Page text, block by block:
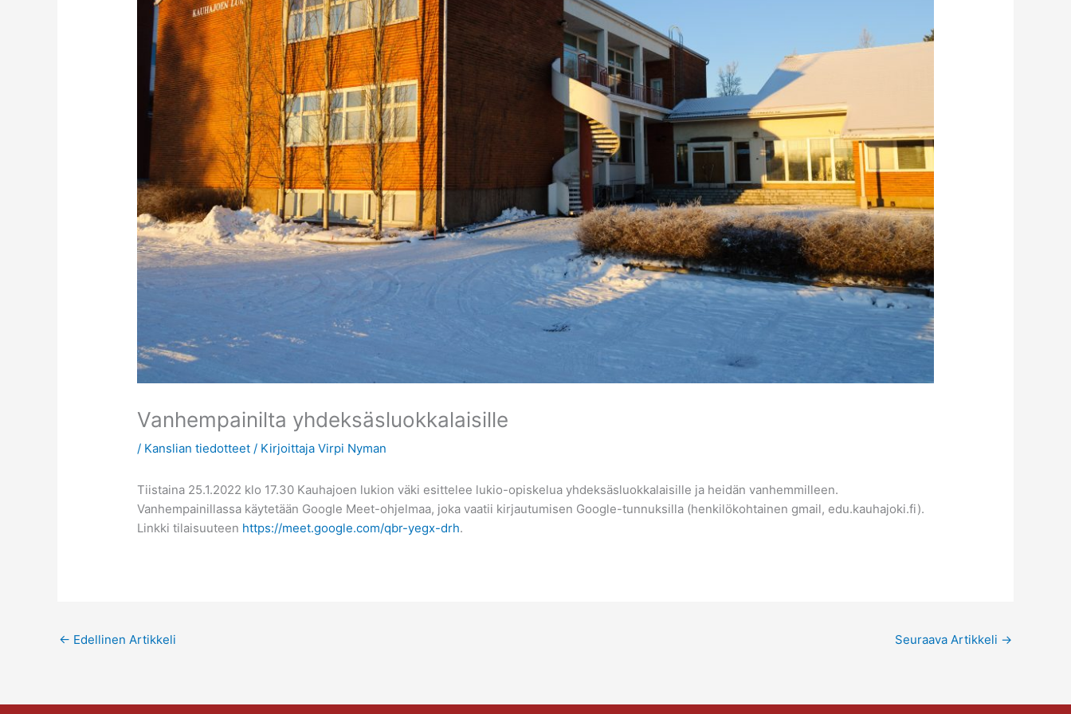
Vanhempainilta yhdeksäsluokkalaisille
/ Kanslian tiedotteet / KirjoittajaVirpi Nyman
Tiistaina 25.1.2022 klo 17.30 Kauhajoen lukion väki esittelee lukio-opiskelua yhdeksäsluokkalaisille ja heidän vanhemmilleen.
Vanhempainillassa käytetään Google Meet-ohjelmaa, joka vaatii kirjautumisen Google-tunnuksilla (henkilökohtainen gmail, edu.kauhajoki.fi).
Linkki tilaisuuteen https://meet.google.com/qbr-yegx-drh.
← Edellinen Artikkeli Seuraava Artikkeli →